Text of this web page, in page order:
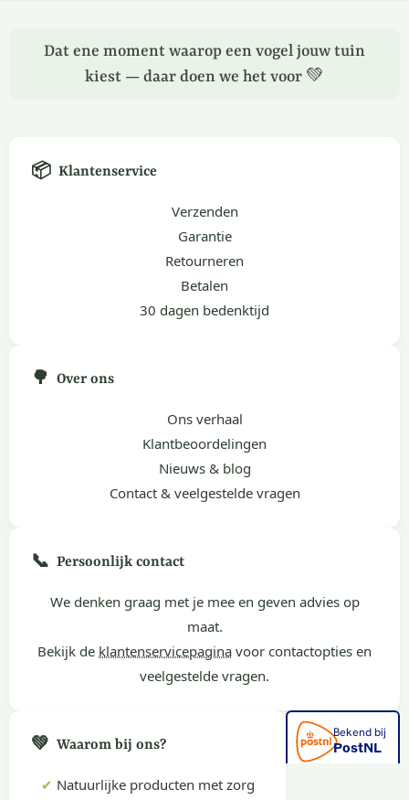
Dat ene moment waarop een vogel jouw tuin
kiest — daar doen we het voor 💚
📦 Klantenservice
Verzenden
Garantie
Retourneren
Betalen
30 dagen bedenktijd
🌳 Over ons
Ons verhaal
Klantbeoordelingen
Nieuws & blog
Contact & veelgestelde vragen
📞 Persoonlijk contact
We denken graag met je mee en geven advies op
maat.
Bekijk de klantenservicepagina voor contactopties en
veelgestelde vragen.
💚 Waarom bij ons?
✔ Natuurlijke producten met zorg